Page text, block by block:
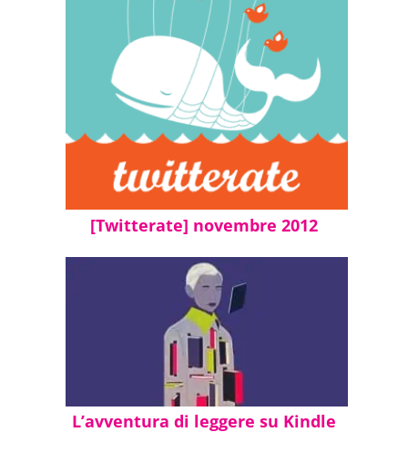
[Twitterate] novembre 2012
L’avventura di leggere su Kindle